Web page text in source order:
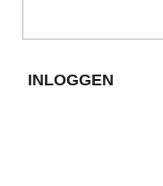
INLOGGEN